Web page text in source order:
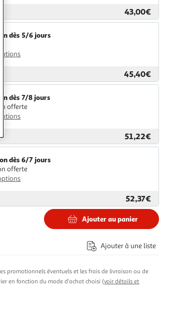
43,00€
dès 5/6 jours
45,40€
dès 7/8 jours
offerte
51,22€
dès 6/7 jours
offerte
52,37€
Ajouter au panier
Ajouter à une liste
promotionnels éventuels et les frais de livraison ou de
en fonction du mode d'achat choisi (voir détails et